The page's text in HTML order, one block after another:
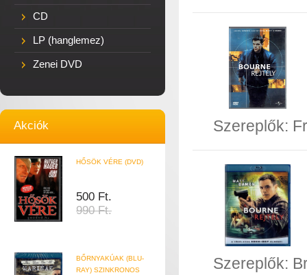
CD
LP (hanglemez)
Zenei DVD
Akciók
HŐSÖK VÉRE (DVD)
500 Ft.
990 Ft.
BŐRNYAKÚAK (BLU-
RAY) SZINKRONOS
Szereplők:
Szereplők: